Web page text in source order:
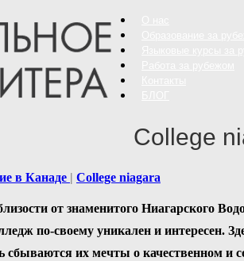
College
в Канаде College niagara
от знаменитого Ниагарского
по-своему уникален и интересен.
сбываются их мечты о качественном и